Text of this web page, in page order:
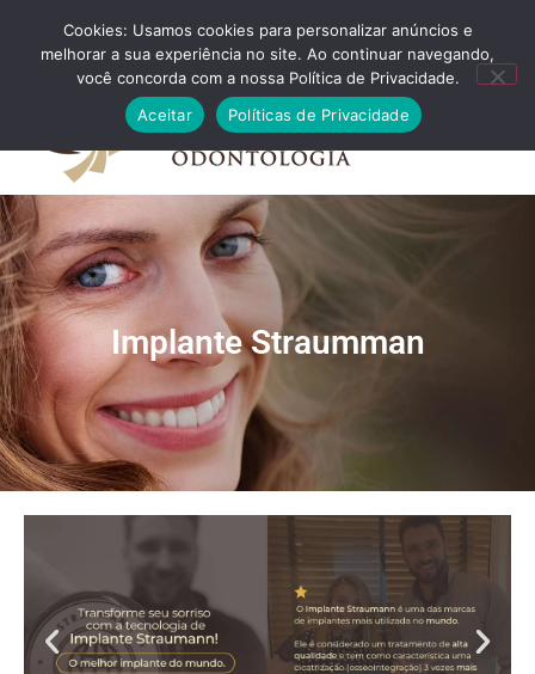
FALE CONOSCO
Implante Straumman
Cookies: Usamos cookies para personalizar anúncios e
melhorar a sua experiência no site. Ao continuar navegando,
você concorda com a nossa Política de Privacidade.
Aceitar
Políticas de Privacidade